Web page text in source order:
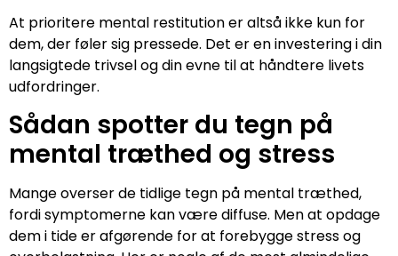
At prioritere mental restitution er altså ikke kun for
dem, der føler sig pressede. Det er en investering i din
langsigtede trivsel og din evne til at håndtere livets
udfordringer.
Sådan spotter du tegn på
mental træthed og stress
Mange overser de tidlige tegn på mental træthed,
fordi symptomerne kan være diffuse. Men at opdage
dem i tide er afgørende for at forebygge stress og